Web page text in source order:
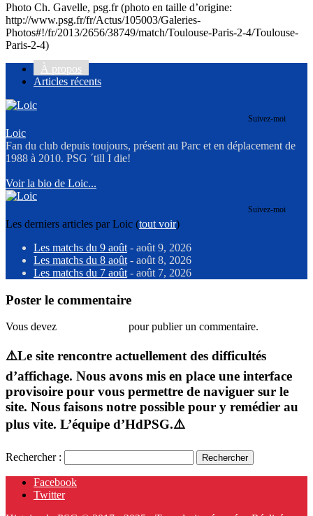
Photo Ch. Gavelle, psg.fr (photo en taille d’origine:
http://www.psg.fr/fr/Actus/105003/Galeries-
Photos#!/fr/2013/2656/38749/match/Toulouse-Paris-2-4/Toulouse-
Paris-2-4)
À propos
Articles récents
Suivez-moi
Loic
Fan du club depuis toujours, présent au Parc et en déplacement de
1988 à 2010. PSG ´till I die!
Voir la bio de Loic...
Suivez-moi
Les derniers articles par Loic (tout voir)
Les matchs du 9 août - août 9, 2026
Les matchs du 8 août - août 8, 2026
Les matchs du 7 août - août 7, 2026
Poster le commentaire
Vous devez pour publier un commentaire.
⚠️Le site rencontre actuellement des difficultés
d’affichage. Nous avons mis en place une interface
provisoire pour vous permettre de naviguer sur le
site. Nous faisons notre possible pour y remédier au
plus vite. L’équipe d’HdPSG.⚠️
Rechercher :
Facebook
Twitter